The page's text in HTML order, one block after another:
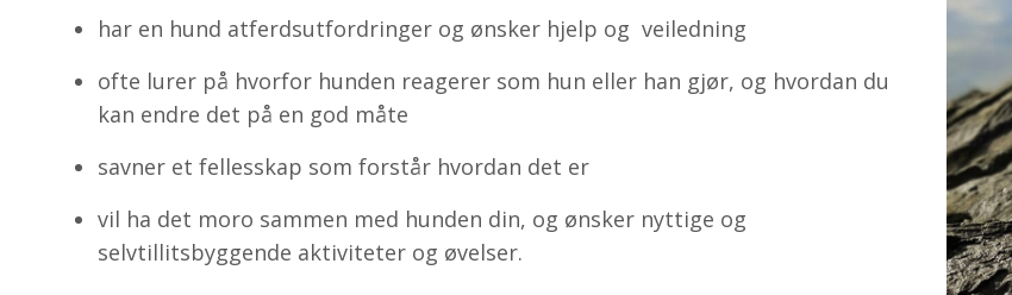
har en hund atferdsutfordringer og ønsker hjelp og veiledning
ofte lurer på hvorfor hunden reagerer som hun eller han gjør, og hvordan du
kan endre det på en god måte
savner et fellesskap som forstår hvordan det er
vil ha det moro sammen med hunden din, og ønsker nyttige og
selvtillitsbyggende aktiviteter og øvelser.